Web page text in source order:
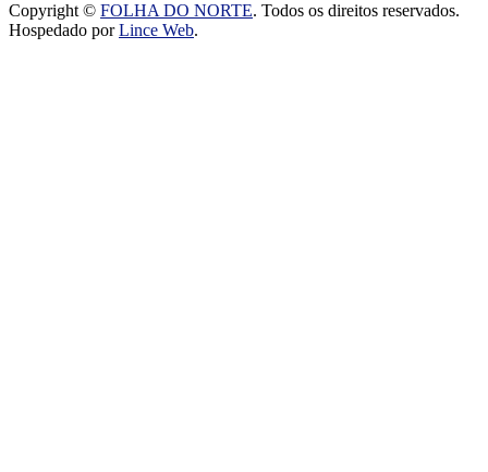
Copyright © FOLHA DO NORTE. Todos os direitos reservados.
Hospedado porLince Web.